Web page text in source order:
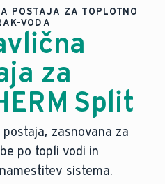
POSTAJA ZA TOPLOTNO
VODA
za
Split
zasnovana za
po topli vodi in
sistema.